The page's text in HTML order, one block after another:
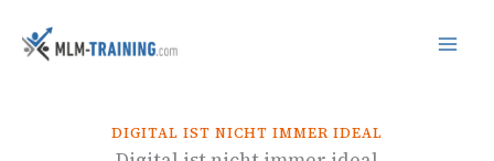
springen
Inhalt
DIGITAL IST NICHT IMMER IDEAL